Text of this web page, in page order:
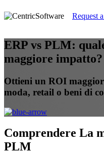
Request
ERP vs PLM:
maggiore impatto?
Ottieni un ROI
moda, retail o beni di
Comprendere La
PLM